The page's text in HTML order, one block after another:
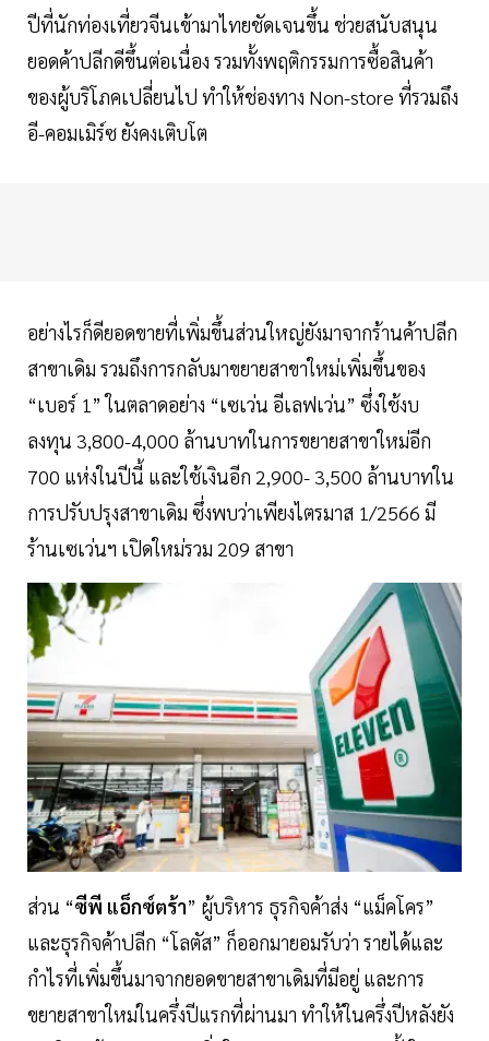
ปีที่นักท่องเที่ยวจีนเข้ามาไทยชัดเจนขึ้น ช่วยสนับสนุน
ยอดค้าปลีกดีขึ้นต่อเนื่อง รวมทั้งพฤติกรรมการซื้อสินค้า
ของผู้บริโภคเปลี่ยนไป ทำให้ช่องทาง Non-store ที่รวมถึง
อี-คอมเมิร์ซ ยังคงเติบโต
อย่างไรก็ดียอดขายที่เพิ่มขึ้นส่วนใหญ่ยังมาจากร้านค้าปลีก
สาขาเดิม รวมถึงการกลับมาขยายสาขาใหม่เพิ่มขึ้นของ
“เบอร์ 1” ในตลาดอย่าง “เซเว่น อีเลฟเว่น” ซึ่งใช้งบ
ลงทุน 3,800-4,000 ล้านบาทในการขยายสาขาใหม่อีก
700 แห่งในปีนี้ และใช้เงินอีก 2,900- 3,500 ล้านบาทใน
การปรับปรุงสาขาเดิม ซึ่งพบว่าเพียงไตรมาส 1/2566 มี
ร้านเซเว่นฯ เปิดใหม่รวม 209 สาขา
ส่วน “ซีพี แอ็กซ์ตร้า” ผู้บริหาร ธุรกิจค้าส่ง “แม็คโคร”
และธุรกิจค้าปลีก “โลตัส” ก็ออกมายอมรับว่า รายได้และ
กำไรที่เพิ่มขึ้นมาจากยอดขายสาขาเดิมที่มีอยู่ และการ
ขยายสาขาใหม่ในครึ่งปีแรกที่ผ่านมา ทำให้ในครึ่งปีหลังยัง